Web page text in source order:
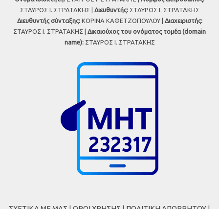
ΣΤΑΥΡΟΣ Ι. ΣΤΡΑΤΑΚΗΣ | Διευθυντής:ΣΤΑΥΡΟΣ Ι. ΣΤΡΑΤΑΚΗΣ
Διευθυντής σύνταξης:ΚΟΡΙΝΑ ΚΑΦΕΤΖΟΠΟΥΛΟΥ | Διαχειριστής:
ΣΤΑΥΡΟΣ Ι. ΣΤΡΑΤΑΚΗΣ | Δικαιούχος του ονόματος τομέα (domain
name):ΣΤΑΥΡΟΣ Ι. ΣΤΡΑΤΑΚΗΣ